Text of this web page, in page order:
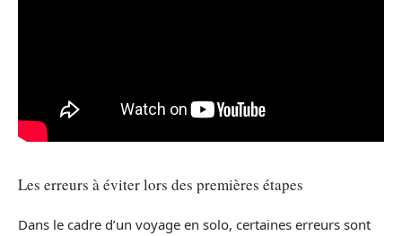
Les erreurs à éviter lors des premières étapes
Dans le cadre d’un voyage en solo, certaines erreurs sont